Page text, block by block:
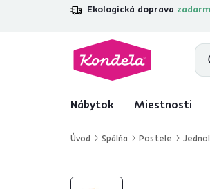
Ekologická doprava
4,7 31 333
Nábytok Miestnosti
Úvod Spálňa Postele